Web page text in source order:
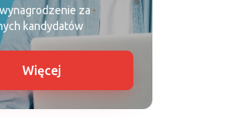
za
kandydatów
Więcej